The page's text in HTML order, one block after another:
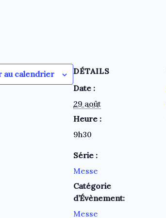
au calendrier
DÉTAILS
Date :
29 août
Heure :
9h30
Série :
Messe
Catégorie
d’Évènement:
Messe